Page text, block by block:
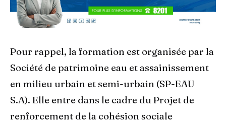
Pour rappel, la formation est organisée par la
Société de patrimoine eau et assainissement
en milieu urbain et semi-urbain (SP-EAU
S.A). Elle entre dans le cadre du Projet de
renforcement de la cohésion sociale